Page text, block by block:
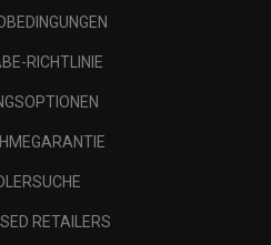
RICHTLINIE
RETAILERS